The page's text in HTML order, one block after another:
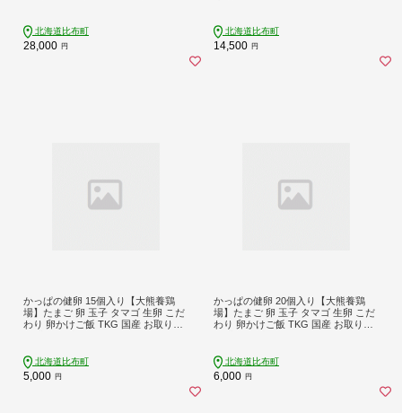
北海道比布町
28,000 円
北海道比布町
14,500 円
かっぱの健卵 15個入り【大熊養鶏
場】たまご 卵 玉子 タマゴ 生卵 こだ
わり 卵かけご飯 TKG 国産 お取り寄
北海道比布町
5,000 円
かっぱの健卵 20個入り【大熊養鶏
場】たまご 卵 玉子 タマゴ 生卵 こだ
わり 卵かけご飯 TKG 国産 お取り寄
北海道比布町
6,000 円